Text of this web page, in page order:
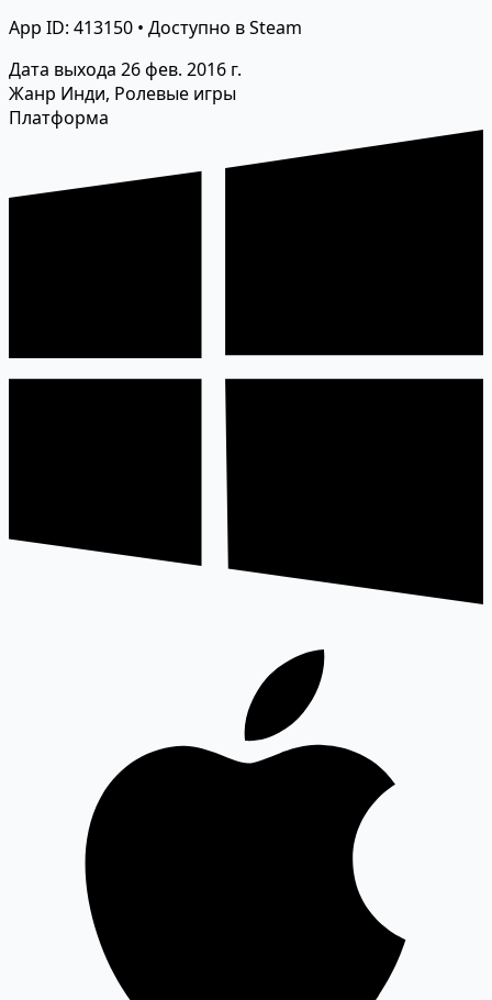
App ID: 413150 • Доступно в Steam
Дата выхода 26 фев. 2016 г.
Жанр Инди, Ролевые игры
Платформа